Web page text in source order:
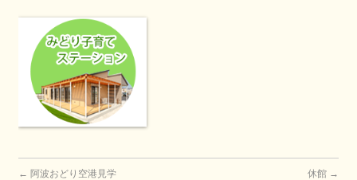
← 阿波おどり空港見学 休館 →